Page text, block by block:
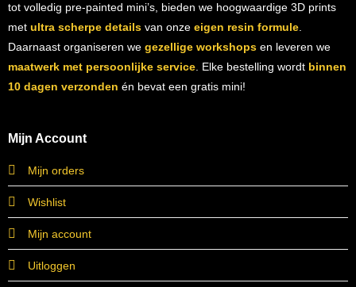
tot volledig pre-painted mini’s, bieden we hoogwaardige 3D prints
met ultra scherpe detailsvan onze eigen resin formule.
Daarnaast organiseren we gezellige workshopsen leveren we
maatwerk met persoonlijke service. Elke bestelling wordt binnen
10 dagen verzonden én bevat een gratis mini!
Mijn Account
Mijn orders
Wishlist
Mijn account
Uitloggen